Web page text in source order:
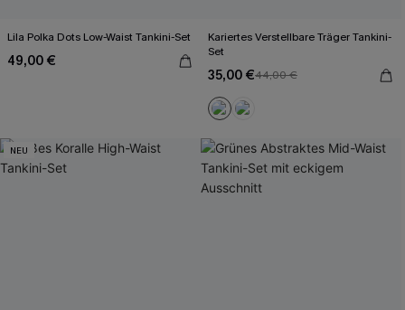
Lila Polka Dots Low-Waist Tankini-Set
49,00 €
Kariertes Verstellbare Träger Tankini-
Set
35,00 €44,00 €
NEU